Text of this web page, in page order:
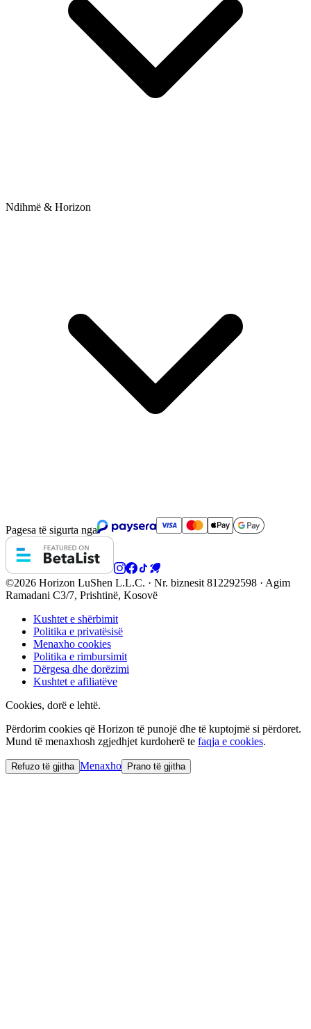
Ndihmë & Horizon
Pagesa të sigurta nga
©2026 Horizon LuShen L.L.C. · Nr. biznesit 812292598 · Agim
Ramadani C3/7, Prishtinë, Kosovë
Kushtet e shërbimit
Politika e privatësisë
Menaxho cookies
Politika e rimbursimit
Dërgesa dhe dorëzimi
Kushtet e afiliatëve
Cookies, dorë e lehtë.
Përdorim cookies që Horizon të punojë dhe të kuptojmë si përdoret.
Mund të menaxhosh zgjedhjet kurdoherë te faqja e cookies.
Refuzo të gjitha Menaxho Prano të gjitha